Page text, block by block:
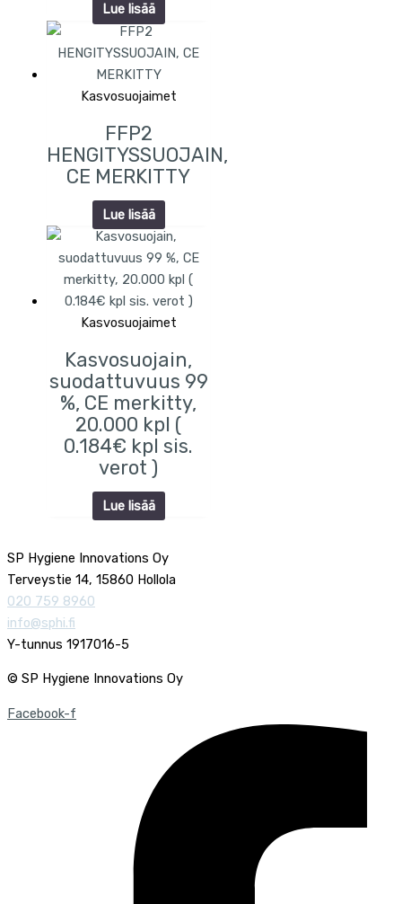
Lue lisää
Kasvosuojaimet
FFP2
HENGITYSSUOJAIN,
CE MERKITTY
Lue lisää
Kasvosuojaimet
Kasvosuojain,
suodattuvuus 99
%, CE merkitty,
20.000 kpl (
0.184€ kpl sis.
verot )
Lue lisää
SP Hygiene Innovations Oy
Terveystie 14, 15860 Hollola
020 759 8960
info@sphi.fi
Y-tunnus 1917016-5
© SP Hygiene Innovations Oy
Facebook-f